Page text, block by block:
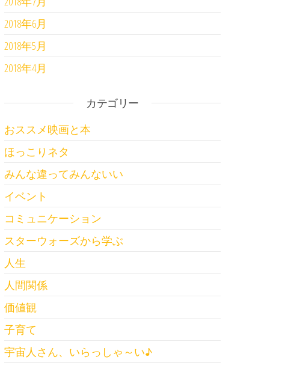
投稿
2018年6月
2018年5月
2018年4月
カテゴリー
おススメ映画と本
ほっこりネタ
みんな違ってみんないい
イベント
コミュニケーション
スターウォーズから学ぶ
人生
人間関係
価値観
子育て
宇宙人さん、いらっしゃ～い♪